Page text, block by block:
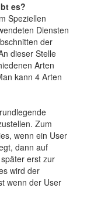
es?
Speziellen
Diensten
der
dieser Stelle
Arten
kann 4 Arten
Zum
wenn ein User
dann auf
erst zur
wird der
wenn der User